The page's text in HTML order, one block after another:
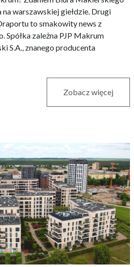
na warszawskiej giełdzie. Drugi
to smakowity news z
Spółka zależna PJP Makrum
S.A., znanego producenta
Zobacz więcej